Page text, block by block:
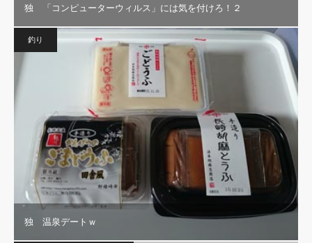
独 「コンピューターウィルス」には気を付けろ！２
釣り
独 温泉デートｗ